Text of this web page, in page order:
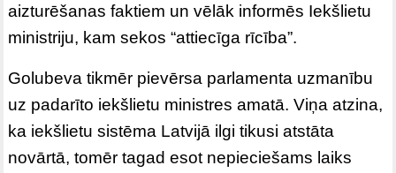
aizturēšanas faktiem un vēlāk informēs Iekšlietu
ministriju, kam sekos “attiecīga rīcība”.
Golubeva tikmēr pievērsa parlamenta uzmanību
uz padarīto iekšlietu ministres amatā. Viņa atzina,
ka iekšlietu sistēma Latvijā ilgi tikusi atstāta
novārtā, tomēr tagad esot nepieciešams laiks